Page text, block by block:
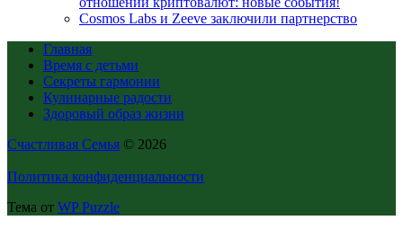
Cosmos Labs и Zeeve заключили партнерство
Главная
Время с детьми
Секреты гармонии
Кулинарные радости
Здоровый образ жизни
Счастливая Семья © 2026
Политика конфиденциальности
Тема от WP Puzzle